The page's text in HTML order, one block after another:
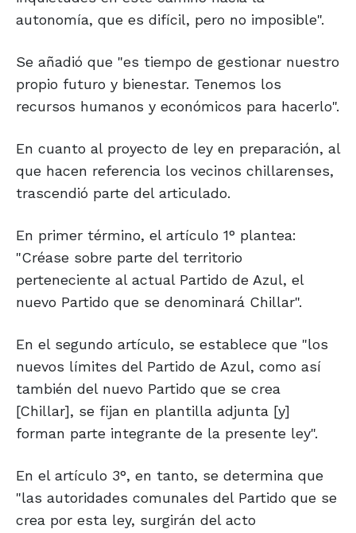
autonomía, que es difícil, pero no imposible".
Se añadió que "es tiempo de gestionar nuestro
propio futuro y bienestar. Tenemos los
recursos humanos y económicos para hacerlo".
En cuanto al proyecto de ley en preparación, al
que hacen referencia los vecinos chillarenses,
trascendió parte del articulado.
En primer término, el artículo 1° plantea:
"Créase sobre parte del territorio
perteneciente al actual Partido de Azul, el
nuevo Partido que se denominará Chillar".
En el segundo artículo, se establece que "los
nuevos límites del Partido de Azul, como así
también del nuevo Partido que se crea
[Chillar], se fijan en plantilla adjunta [y]
forman parte integrante de la presente ley".
En el artículo 3°, en tanto, se determina que
"las autoridades comunales del Partido que se
crea por esta ley, surgirán del acto